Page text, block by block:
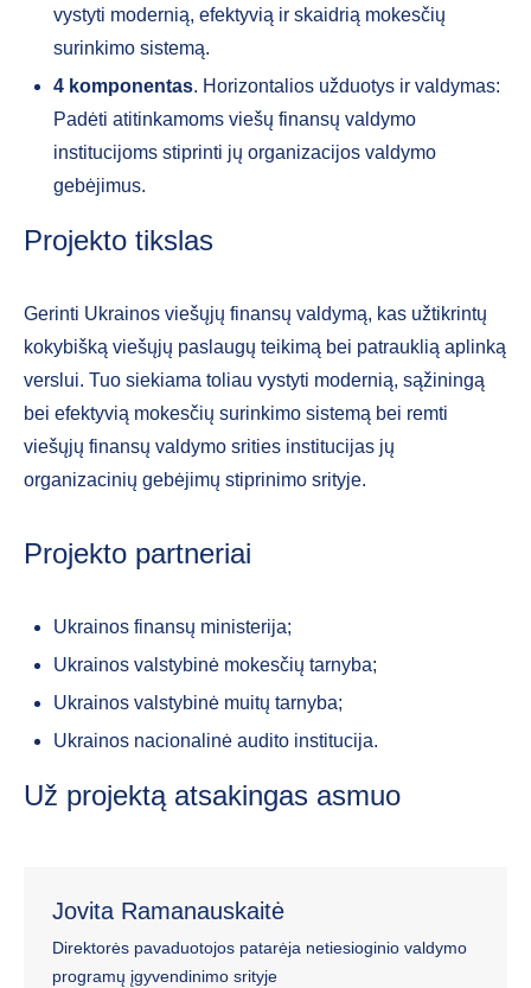
vystyti modernią, efektyvią ir skaidrią mokesčių
surinkimo sistemą.
4 komponentas. Horizontalios užduotys ir valdymas:
Padėti atitinkamoms viešų finansų valdymo
institucijoms stiprinti jų organizacijos valdymo
gebėjimus.
Projekto tikslas
Gerinti Ukrainos viešųjų finansų valdymą, kas užtikrintų
kokybišką viešųjų paslaugų teikimą bei patrauklią aplinką
verslui. Tuo siekiama toliau vystyti modernią, sąžiningą
bei efektyvią mokesčių surinkimo sistemą bei remti
viešųjų finansų valdymo srities institucijas jų
organizacinių gebėjimų stiprinimo srityje.
Projekto partneriai
Ukrainos finansų ministerija;
Ukrainos valstybinė mokesčių tarnyba;
Ukrainos valstybinė muitų tarnyba;
Ukrainos nacionalinė audito institucija.
Už projektą atsakingas asmuo
Jovita Ramanauskaitė
Direktorės pavaduotojos patarėja netiesioginio valdymo
programų įgyvendinimo srityje